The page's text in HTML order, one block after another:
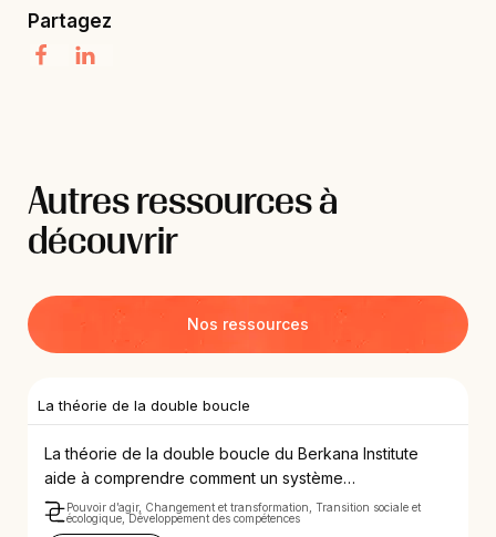
Partagez
Autres ressources à
découvrir
Nos ressources
La théorie de la double boucle
La théorie de la double boucle du Berkana Institute
aide à comprendre comment un système…
Pouvoir d’agir, Changement et transformation, Transition sociale et
écologique, Développement des compétences